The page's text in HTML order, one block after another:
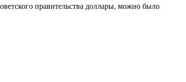
правительства доллары, можно было